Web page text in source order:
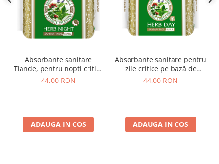
Absorbante sanitare
Tiande, pentru nopti critice
pe bază de plante Nephrite
44,00 RON
ADAUGA IN COS
Absorbante sanitare pentru
zile critice pe bază de
plante Nephrite Freshness
44,00 RON
ADAUGA IN COS